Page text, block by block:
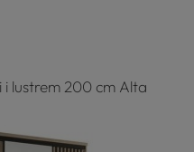
i lustrem 200 cm Alta